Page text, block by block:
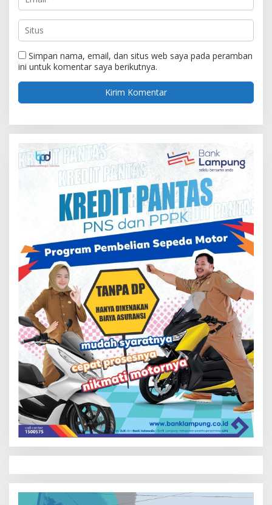
Simpan nama, email, dan situs web saya pada peramban
ini untuk komentar saya berikutnya.